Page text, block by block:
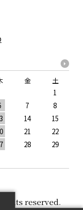
金
土
1
7
8
14
15
21
22
28
29
reserved.